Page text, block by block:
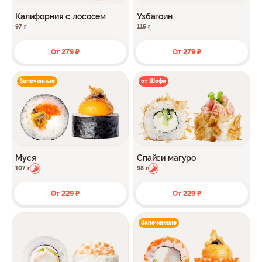
Калифорния с лососем
97 г
От 279 ₽
Узбагоин
115 г
От 279 ₽
Запеченные
Муся
107 г
От 229 ₽
от Шефа
Спайси магуро
98 г
От 229 ₽
Запеченные